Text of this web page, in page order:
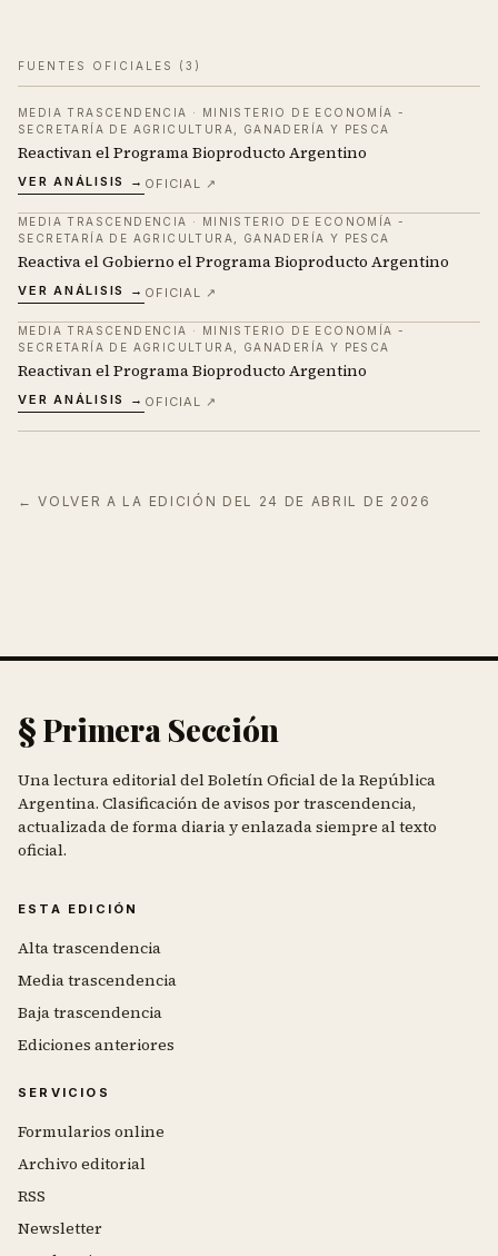
FUENTES OFICIALES ( 3 )
MEDIA TRASCENDENCIA · MINISTERIO DE ECONOMÍA -
SECRETARÍA DE AGRICULTURA, GANADERÍA Y PESCA
Reactivan el Programa Bioproducto Argentino
VER ANÁLISIS → OFICIAL ↗
MEDIA TRASCENDENCIA · MINISTERIO DE ECONOMÍA -
SECRETARÍA DE AGRICULTURA, GANADERÍA Y PESCA
Reactiva el Gobierno el Programa Bioproducto Argentino
VER ANÁLISIS → OFICIAL ↗
MEDIA TRASCENDENCIA · MINISTERIO DE ECONOMÍA -
SECRETARÍA DE AGRICULTURA, GANADERÍA Y PESCA
Reactivan el Programa Bioproducto Argentino
VER ANÁLISIS → OFICIAL ↗
← VOLVER A LA EDICIÓN DEL 24 DE ABRIL DE 2026
§ Primera Sección
Una lectura editorial del Boletín Oficial de la República
Argentina. Clasificación de avisos por trascendencia,
actualizada de forma diaria y enlazada siempre al texto
oficial.
ESTA EDICIÓN
Alta trascendencia
Media trascendencia
Baja trascendencia
Ediciones anteriores
SERVICIOS
Formularios online
Archivo editorial
RSS
Newsletter